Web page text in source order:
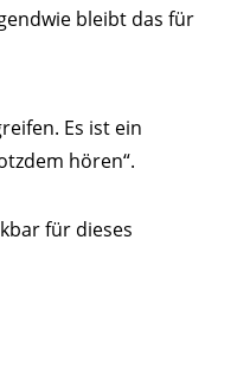
bleibt das für
Es ist ein
hören“.
für dieses